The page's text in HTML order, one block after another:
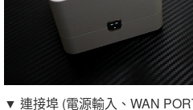
▼ 連接埠 (電源輸入、WAN